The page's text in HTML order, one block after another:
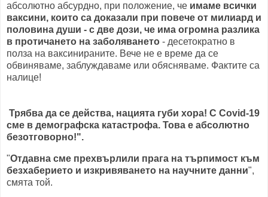
абсолютно абсурдно, при положение, че имаме всички
ваксини, които са доказали при повече от милиард и
половина души - с две дози, че има огромна разлика
в протичането на заболяването - десетократно в
полза на ваксинираните. Вече не е време да се
обвиняваме, заблуждаваме или обясняваме. Фактите са
налице!
Трябва да се действа, нацията губи хора! С Covid-19
сме в демографска катастрофа. Това е абсолютно
безотговорно!".
"Отдавна сме прехвърлили прага на търпимост към
безхаберието и изкривяването на научните данни",
смята той.